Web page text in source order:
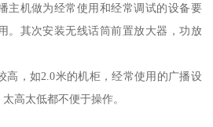
主机做为经常使用和经常调试的设备要
。其次安装无线话筒前置放大器，功放
高，如2.0米的机柜，经常使用的广播设
高太低都不便于操作。